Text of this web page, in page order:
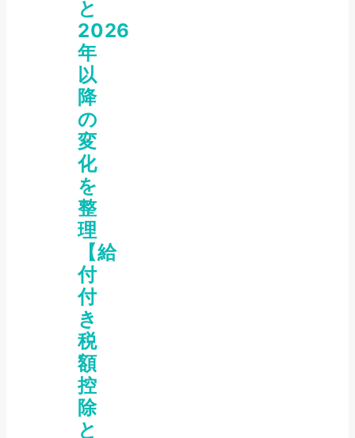
と
2026
年
以
降
の
変
化
を
整
理
【給
付
付
き
税
額
控
除
と